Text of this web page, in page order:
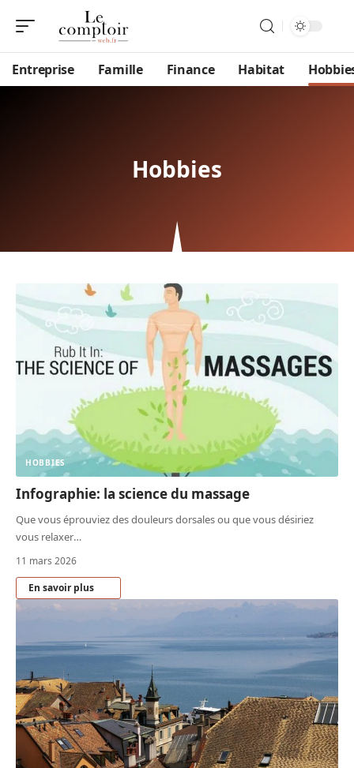
Entreprise Famille Finance Habitat
Hobbies
HOBBIES
Infographie: la science du massage
Que vous éprouviez des douleurs dorsales ou que vous désiriez
vous relaxer…
11 mars 2026
En savoir plus